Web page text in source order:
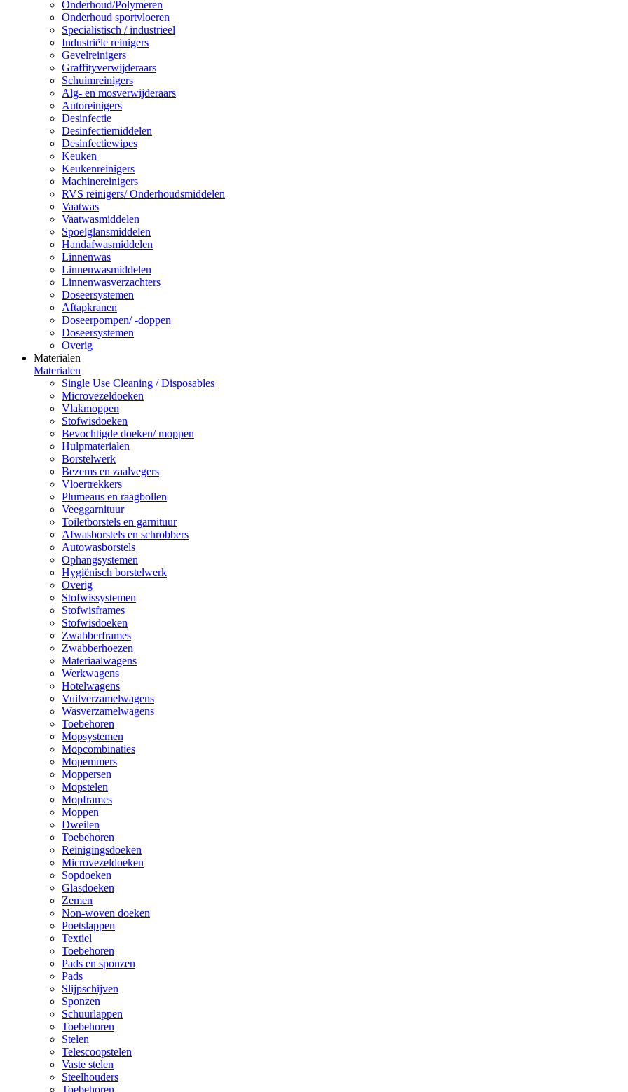
Onderhoud/Polymeren
Onderhoud sportvloeren
Specialistisch / industrieel
Industriële reinigers
Gevelreinigers
Graffityverwijderaars
Schuimreinigers
Alg- en mosverwijderaars
Autoreinigers
Desinfectie
Desinfectiemiddelen
Desinfectiewipes
Keuken
Keukenreinigers
Machinereinigers
RVS reinigers/ Onderhoudsmiddelen
Vaatwas
Vaatwasmiddelen
Spoelglansmiddelen
Handafwasmiddelen
Linnenwas
Linnenwasmiddelen
Linnenwasverzachters
Doseersystemen
Aftapkranen
Doseerpompen/ -doppen
Doseersystemen
Overig
Materialen
Materialen
Single Use Cleaning / Disposables
Microvezeldoeken
Vlakmoppen
Stofwisdoeken
Bevochtigde doeken/ moppen
Hulpmaterialen
Borstelwerk
Bezems en zaalvegers
Vloertrekkers
Plumeaus en raagbollen
Veeggarnituur
Toiletborstels en garnituur
Afwasborstels en schrobbers
Autowasborstels
Ophangsystemen
Hygiënisch borstelwerk
Overig
Stofwissystemen
Stofwisframes
Stofwisdoeken
Zwabberframes
Zwabberhoezen
Materiaalwagens
Werkwagens
Hotelwagens
Vuilverzamelwagens
Wasverzamelwagens
Toebehoren
Mopsystemen
Mopcombinaties
Mopemmers
Moppersen
Mopstelen
Mopframes
Moppen
Dweilen
Toebehoren
Reinigingsdoeken
Microvezeldoeken
Sopdoeken
Glasdoeken
Zemen
Non-woven doeken
Poetslappen
Textiel
Toebehoren
Pads en sponzen
Pads
Slijpschijven
Sponzen
Schuurlappen
Toebehoren
Stelen
Telescoopstelen
Vaste stelen
Steelhouders